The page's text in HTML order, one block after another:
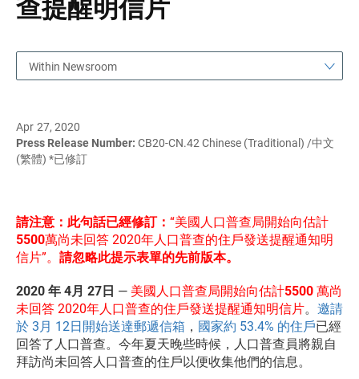
查提醒明信片
Within Newsroom
Apr 27, 2020
Press Release Number: CB20-CN.42 Chinese (Traditional) /中文
(繁體) *已修訂
請注意：此句話已經修訂： “美國人口普查局開始向估計
5500萬尚未回答 2020年人口普查的住戶發送提醒通知明
信片”。 請忽略此提示表單的先前版本。
2020 年 4月 27日 — 美國人口普查局開始向估計5500 萬尚
未回答 2020年人口普查的住戶發送提醒通知明信片。 邀請
於 3月 12日開始送達郵遞信箱 ， 國家約 53.4% 的住戶已經
回答了人口普查。今年夏天晚些時候，人口普查員將親自
拜訪尚未回答人口普查的住戶以便收集他們的信息。